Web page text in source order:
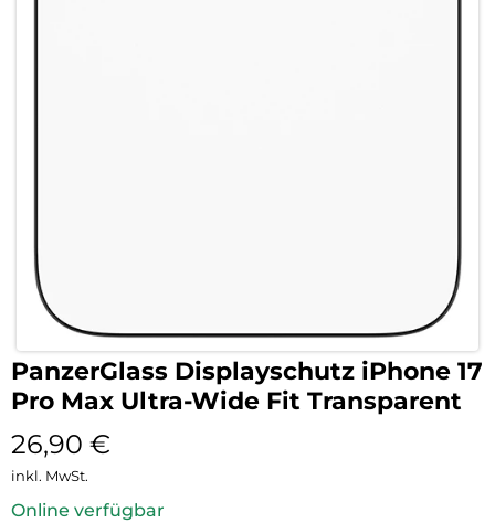
PanzerGlass Displayschutz iPhone 17
Pro Max Ultra-Wide Fit Transparent
26,90 €
inkl. MwSt.
Online verfügbar